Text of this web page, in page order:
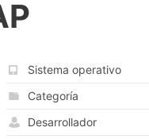
Sistema operativo
Categoría
Desarrollador